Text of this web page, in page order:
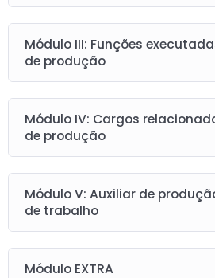
Módulo III: Funções
de produção
Módulo IV: Cargos
de produção
Módulo V: Auxiliar de
de trabalho
Módulo EXTRA